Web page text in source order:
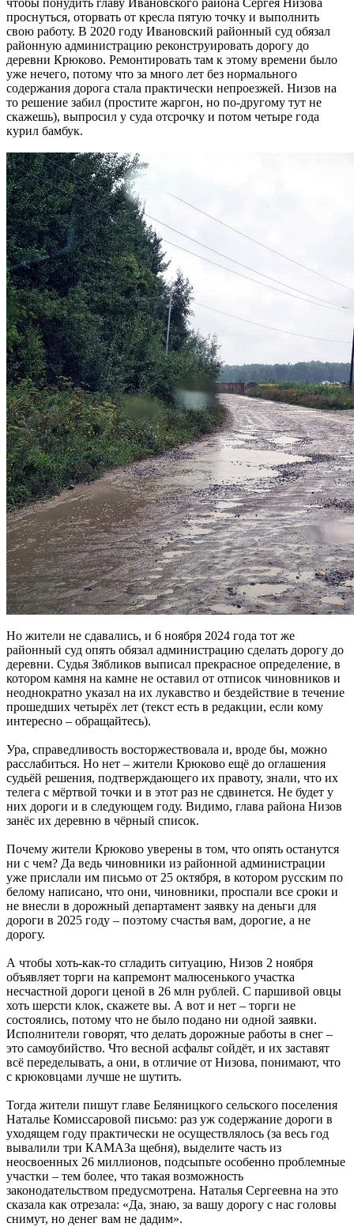
чтобы понудить главу Ивановского района Сергея Низова
проснуться, оторвать от кресла пятую точку и выполнить
свою работу. В 2020 году Ивановский районный суд обязал
районную администрацию реконструировать дорогу до
деревни Крюково. Ремонтировать там к этому времени было
уже нечего, потому что за много лет без нормального
содержания дорога стала практически непроезжей. Низов на
то решение забил (простите жаргон, но по-другому тут не
скажешь), выпросил у суда отсрочку и потом четыре года
курил бамбук.
Но жители не сдавались, и 6 ноября 2024 года тот же
районный суд опять обязал администрацию сделать дорогу до
деревни. Судья Зябликов выписал прекрасное определение, в
котором камня на камне не оставил от отписок чиновников и
неоднократно указал на их лукавство и бездействие в течение
прошедших четырёх лет (текст есть в редакции, если кому
интересно – обращайтесь).
Ура, справедливость восторжествовала и, вроде бы, можно
расслабиться. Но нет – жители Крюково ещё до оглашения
судьёй решения, подтверждающего их правоту, знали, что их
телега с мёртвой точки и в этот раз не сдвинется. Не будет у
них дороги и в следующем году. Видимо, глава района Низов
занёс их деревню в чёрный список.
Почему жители Крюково уверены в том, что опять останутся
ни с чем? Да ведь чиновники из районной администрации
уже прислали им письмо от 25 октября, в котором русским по
белому написано, что они, чиновники, проспали все сроки и
не внесли в дорожный департамент заявку на деньги для
дороги в 2025 году – поэтому счастья вам, дорогие, а не
дорогу.
А чтобы хоть-как-то сгладить ситуацию, Низов 2 ноября
объявляет торги на капремонт малюсенького участка
несчастной дороги ценой в 26 млн рублей. С паршивой овцы
хоть шерсти клок, скажете вы. А вот и нет – торги не
состоялись, потому что не было подано ни одной заявки.
Исполнители говорят, что делать дорожные работы в снег –
это самоубийство. Что весной асфальт сойдёт, и их заставят
всё переделывать, а они, в отличие от Низова, понимают, что
с крюковцами лучше не шутить.
Тогда жители пишут главе Беляницкого сельского поселения
Наталье Комиссаровой письмо: раз уж содержание дороги в
уходящем году практически не осуществлялось (за весь год
вывалили три КАМАЗа щебня), выделите часть из
неосвоенных 26 миллионов, подсыпьте особенно проблемные
участки – тем более, что такая возможность
законодательством предусмотрена. Наталья Сергеевна на это
сказала как отрезала: «Да, знаю, за вашу дорогу с нас головы
снимут, но денег вам не дадим».